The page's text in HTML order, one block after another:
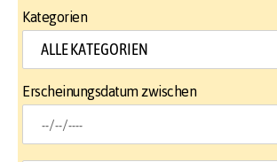
Kategorien
Erscheinungsdatum zwischen